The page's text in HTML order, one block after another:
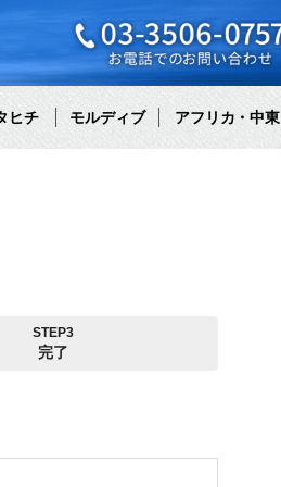
ヒチ モルディブ アフリカ・中東
STEP3
完了